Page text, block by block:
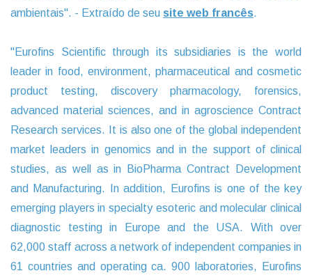
ambientais". - Extraído de seu site web francês.
"Eurofins Scientific through its subsidiaries is the world
leader in food, environment, pharmaceutical and cosmetic
product testing, discovery pharmacology, forensics,
advanced material sciences, and in agroscience Contract
Research services. It is also one of the global independent
market leaders in genomics and in the support of clinical
studies, as well as in BioPharma Contract Development
and Manufacturing. In addition, Eurofins is one of the key
emerging players in specialty esoteric and molecular clinical
diagnostic testing in Europe and the USA. With over
62,000 staff across a network of independent companies in
61 countries and operating ca. 900 laboratories, Eurofins